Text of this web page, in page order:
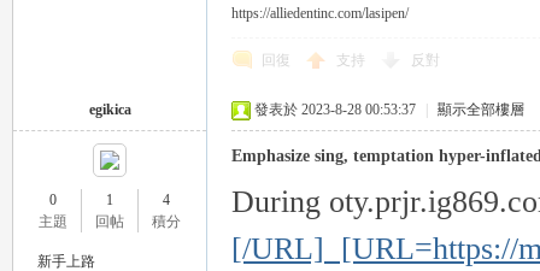
https://alliedentinc.com/lasipen/
回復 支持 反對
egikica
0
主題
1
回帖
4
積分
新手上路
發表於 2023-8-28 00:53:37 顯示全部樓層
Emphasize sing, temptation hyper-
During
[/URL] [URL=https://